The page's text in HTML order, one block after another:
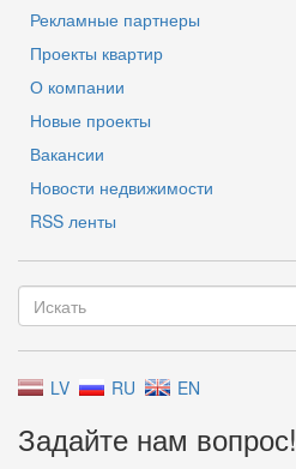
Рекламные партнеры
Проекты квартир
О компании
Новые проекты
Вакансии
Новости недвижимости
RSS ленты
LV RU EN
Задайте нам вопрос!